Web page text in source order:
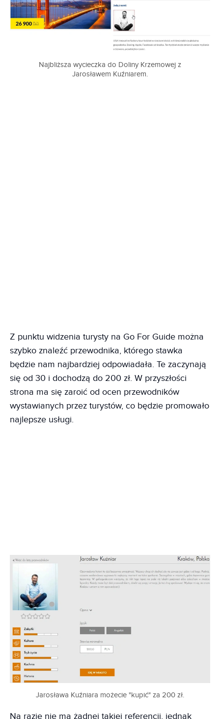
Najbliższa wycieczka do Doliny Krzemowej z
Jarosławem Kuźniarem.
Z punktu widzenia turysty na Go For Guide można
szybko znaleźć przewodnika, którego stawka
będzie nam najbardziej odpowiadała. Te zaczynają
się od 30 i dochodzą do 200 zł. W przyszłości
strona ma się zaroić od ocen przewodników
wystawianych przez turystów, co będzie promowało
najlepsze usługi.
Jarosława Kuźniara możecie "kupić" za 200 zł.
Na razie nie ma żadnej takiej referencji, jednak